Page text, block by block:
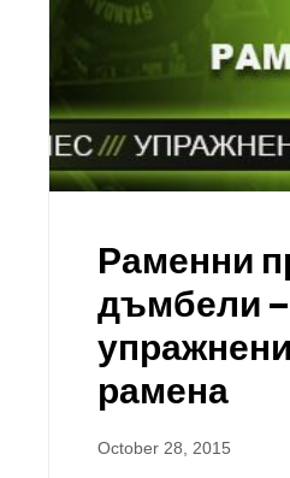
Раменни
дъмбели
рамена
October 28, 2015